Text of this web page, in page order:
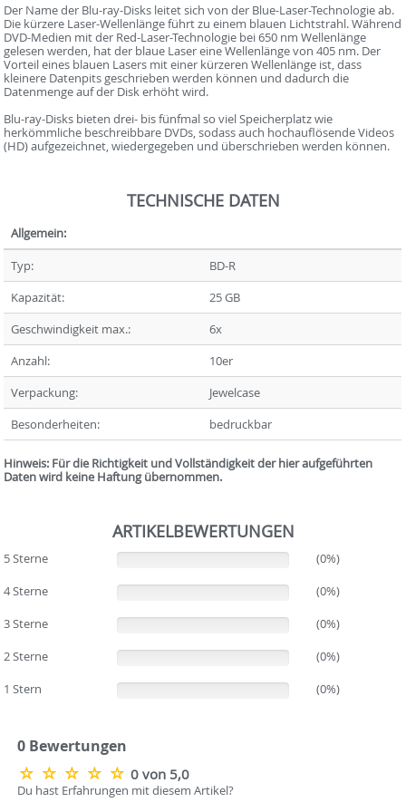
Der Name der Blu-ray-Disks leitet sich von der Blue-Laser-Technologie ab.
Die kürzere Laser-Wellenlänge führt zu einem blauen Lichtstrahl. Während
DVD-Medien mit der Red-Laser-Technologie bei 650 nm Wellenlänge
gelesen werden, hat der blaue Laser eine Wellenlänge von 405 nm. Der
Vorteil eines blauen Lasers mit einer kürzeren Wellenlänge ist, dass
kleinere Datenpits geschrieben werden können und dadurch die
Datenmenge auf der Disk erhöht wird.
Blu-ray-Disks bieten drei- bis fünfmal so viel Speicherplatz wie
herkömmliche beschreibbare DVDs, sodass auch hochauflösende Videos
(HD) aufgezeichnet, wiedergegeben und überschrieben werden können.
TECHNISCHE DATEN
Allgemein:
Typ:
BD-R
Kapazität:
25 GB
Geschwindigkeit max.:
6x
Anzahl:
10er
Verpackung:
Jewelcase
Besonderheiten:
bedruckbar
Hinweis: Für die Richtigkeit und Vollständigkeit der hier aufgeführten
Daten wird keine Haftung übernommen.
ARTIKELBEWERTUNGEN
5 Sterne
(0%)
4 Sterne
(0%)
3 Sterne
(0%)
2 Sterne
(0%)
1 Stern
(0%)
0 Bewertungen
0 von 5,0
Du hast Erfahrungen mit diesem Artikel?